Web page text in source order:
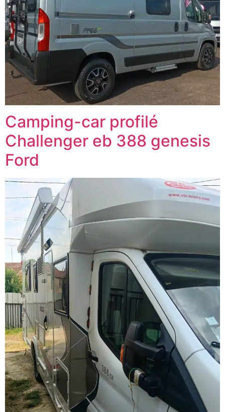
Camping-car profilé
Challenger eb 388 genesis
Ford